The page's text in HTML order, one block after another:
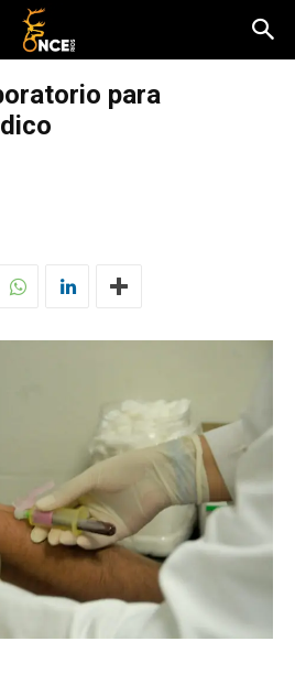
para